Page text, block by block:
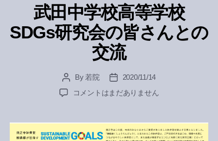
武田中学校高等学校
SDGs研究会の皆さんとの
交流
Post
author
By 若院
Post
date
2020/11/14
武
学
校
コメントはまだありません